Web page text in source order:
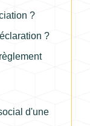
?
?
d'une